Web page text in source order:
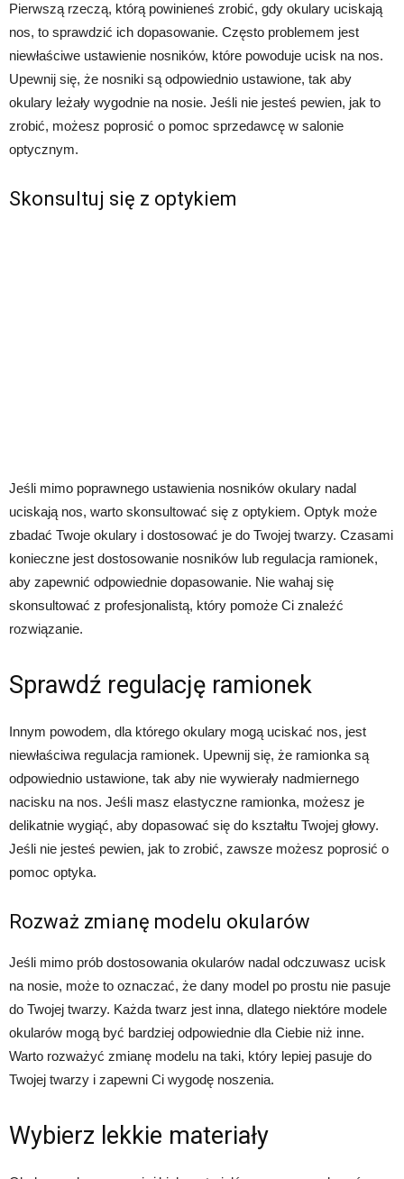
Pierwszą rzeczą, którą powinieneś zrobić, gdy okulary uciskają
nos, to sprawdzić ich dopasowanie. Często problemem jest
niewłaściwe ustawienie nosników, które powoduje ucisk na nos.
Upewnij się, że nosniki są odpowiednio ustawione, tak aby
okulary leżały wygodnie na nosie. Jeśli nie jesteś pewien, jak to
zrobić, możesz poprosić o pomoc sprzedawcę w salonie
optycznym.
Skonsultuj się z optykiem
Jeśli mimo poprawnego ustawienia nosników okulary nadal
uciskają nos, warto skonsultować się z optykiem. Optyk może
zbadać Twoje okulary i dostosować je do Twojej twarzy. Czasami
konieczne jest dostosowanie nosników lub regulacja ramionek,
aby zapewnić odpowiednie dopasowanie. Nie wahaj się
skonsultować z profesjonalistą, który pomoże Ci znaleźć
rozwiązanie.
Sprawdź regulację ramionek
Innym powodem, dla którego okulary mogą uciskać nos, jest
niewłaściwa regulacja ramionek. Upewnij się, że ramionka są
odpowiednio ustawione, tak aby nie wywierały nadmiernego
nacisku na nos. Jeśli masz elastyczne ramionka, możesz je
delikatnie wygiąć, aby dopasować się do kształtu Twojej głowy.
Jeśli nie jesteś pewien, jak to zrobić, zawsze możesz poprosić o
pomoc optyka.
Rozważ zmianę modelu okularów
Jeśli mimo prób dostosowania okularów nadal odczuwasz ucisk
na nosie, może to oznaczać, że dany model po prostu nie pasuje
do Twojej twarzy. Każda twarz jest inna, dlatego niektóre modele
okularów mogą być bardziej odpowiednie dla Ciebie niż inne.
Warto rozważyć zmianę modelu na taki, który lepiej pasuje do
Twojej twarzy i zapewni Ci wygodę noszenia.
Wybierz lekkie materiały